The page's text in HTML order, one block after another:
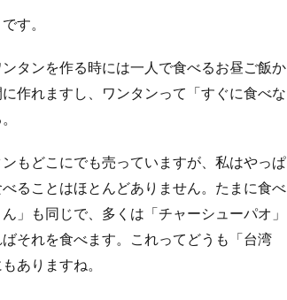
す。
タンを作る時には一人で食べるお昼ご飯か
作れますし、ワンタンって「すぐに食べな
もどこにでも売っていますが、私はやっぱ
ることはほとんどありません。たまに食べ
」も同じで、多くは「チャーシューパオ」
それを食べます。これってどうも「台湾
ありますね。